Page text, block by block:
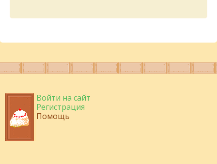
Войти на сайт
Регистрация
Помощь